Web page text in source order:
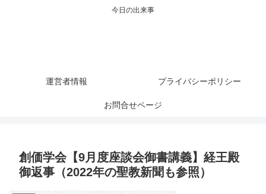
今日の出来事
運営者情報 プライバシーポリシー
お問合せページ
創価学会【9月度座談会御書講義】経王殿
御返事（2022年の聖教新聞も参照）